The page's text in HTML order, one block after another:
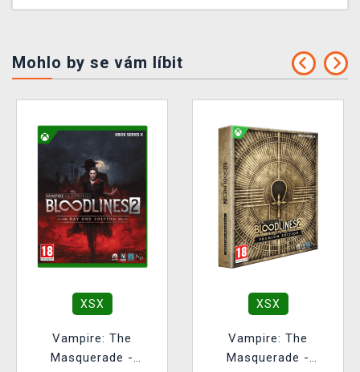
Mohlo by se vám líbit
XSX
Vampire: The
Masquerade -
XSX
Vampire: The
Masquerade -